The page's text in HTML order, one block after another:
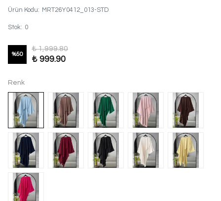
Ürün Kodu: MRT26Y0412_013-STD
Stok: 0
%50
₺ 1,999.80
₺ 999.90
Renk